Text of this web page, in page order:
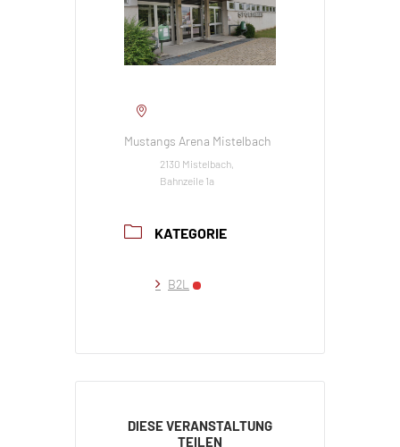
Mustangs Arena Mistelbach
2130 Mistelbach,
Bahnzeile 1a
KATEGORIE
B2L
DIESE VERANSTALTUNG
TEILEN